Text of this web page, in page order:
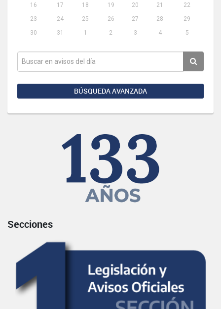
16
17 18 19 20 21
22
23
24 25 26 27 28
29
30
31 1 2 3 4 5
BÚSQUEDA AVANZADA
Secciones